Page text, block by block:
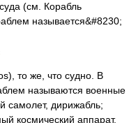
(см. Корабль
называется&#8230;
то же, что судно. В
называются военные
самолет, дирижабль;
космический аппарат.